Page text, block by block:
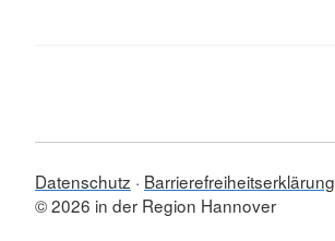
Datenschutz Barrierefreiheitserklärung
© 2026 in der Region Hannover